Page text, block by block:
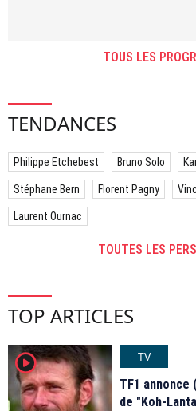
TOUS LES
TENDANCES
Philippe Etchebest Bruno Solo
Stéphane Bern Florent Pagny
Laurent Ournac
TOUTES LES
TOP ARTICLES
player2
TV
TF1 annonce
de "Koh-